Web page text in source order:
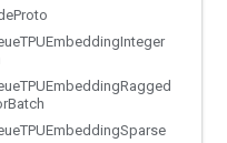
Proto
TPUEmbeddingInteger
TPUEmbeddingRagged
Batch
TPUEmbeddingSparse